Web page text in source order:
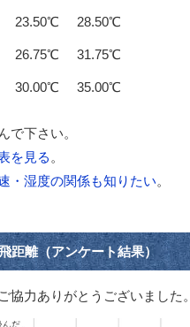
23.50℃ 28.50℃
26.75℃ 31.75℃
30.00℃ 35.00℃
で下さい。
を見る 。
・湿度の関係も知りたい。
距離（アンケート結果）
協力ありがとうございました。